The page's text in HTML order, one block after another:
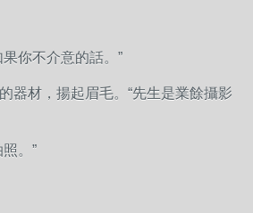
你不介意的話。”
器材，揚起眉毛。“先生是業餘攝影
。”